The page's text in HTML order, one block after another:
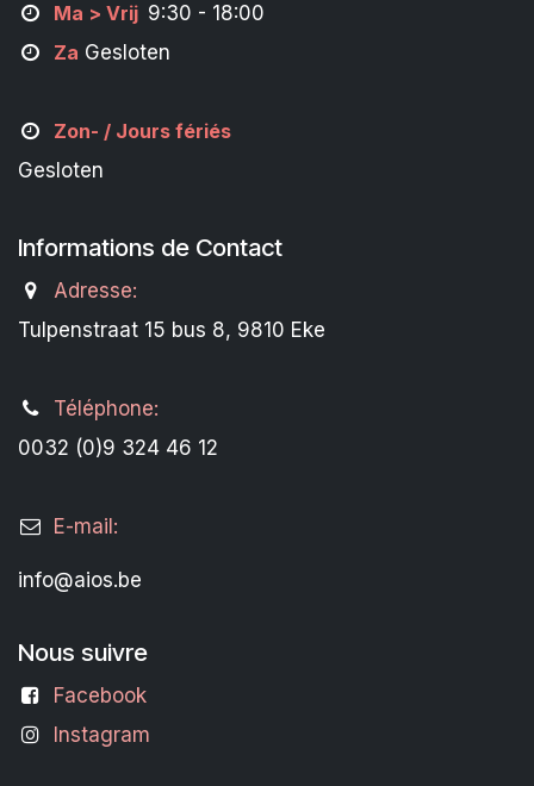
Ma > Vrij 9:30 - 18:00
Za Gesloten
Zon- / Jours fériés
Gesloten
Informations de Contact
Adresse:
Tulpenstraat 15 bus 8, 9810 Eke
Téléphone:
0032 (0)9 324 46 12
E-mail:
info@aios.be
Nous suivre
Facebook
Instagram